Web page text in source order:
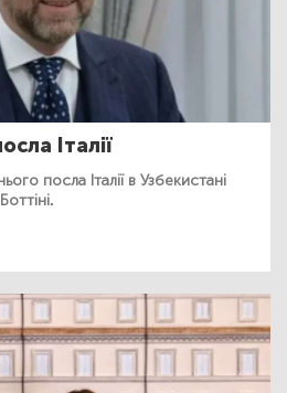
Італії
посла Італії в Узбекистані